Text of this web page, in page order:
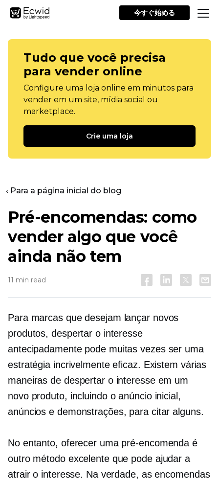
今すぐ始める
Tudo que você precisa
para vender online
Configure uma loja online em minutos para
vender em um site, mídia social ou
marketplace.
Crie uma loja
‹ Para a página inicial do blog
Pré-encomendas: como
vender algo que você
ainda não tem
11 min read
Para marcas que desejam lançar novos
produtos, despertar o interesse
antecipadamente pode muitas vezes ser uma
estratégia incrivelmente eficaz. Existem várias
maneiras de despertar o interesse em um
novo produto, incluindo o anúncio inicial,
anúncios e demonstrações, para citar alguns.
No entanto, oferecer uma pré-encomenda é
outro método excelente que pode ajudar a
atrair o interesse. Na verdade, as encomendas